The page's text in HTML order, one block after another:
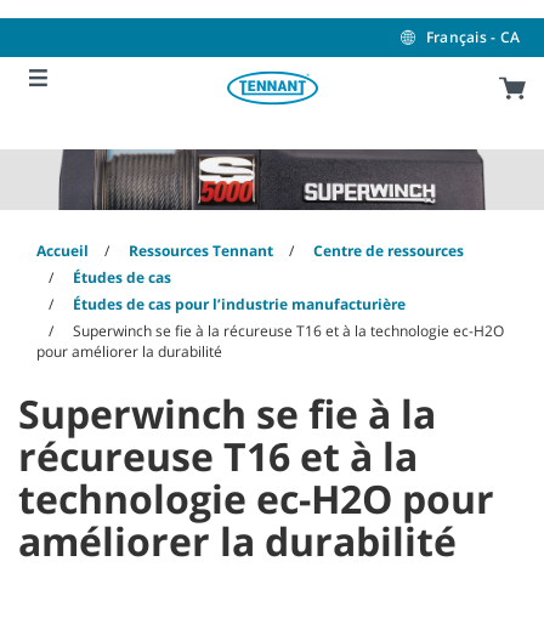
content
navigation
menu
Français - CA
Accueil Ressources Tennant
Centre de ressources
Études de cas
Études de cas pour l’industrie manufacturière
Superwinch se fie à la récureuse T16 et à la technologie ec-H2O
pour améliorer la durabilité
Superwinch se fie à la
récureuse T16 et à la
technologie ec-H2O pour
améliorer la durabilité